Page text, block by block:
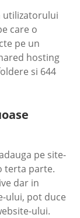
utilizatorului
care o
pe un
hosting
si 644
pe site-
terta parte.
dar in
ului, pot duce
ului.